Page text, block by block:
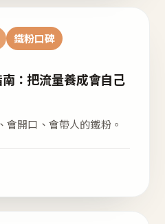
鐵粉口碑
：把流量養成會自己
會開口、會帶人的鐵粉。